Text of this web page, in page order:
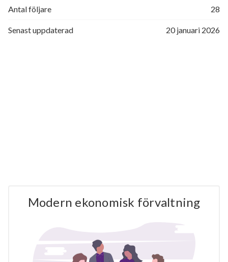
Antal följare 28
Senast uppdaterad 20 januari 2026
Modern ekonomisk förvaltning